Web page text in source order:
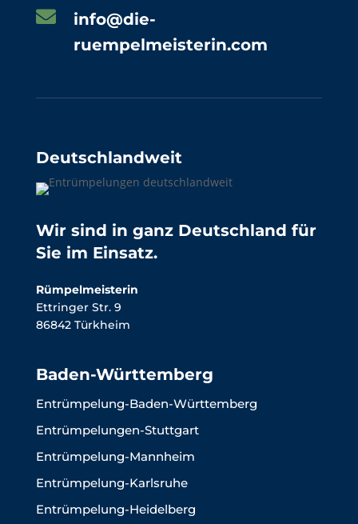

info@die-
ruempelmeisterin.com
Deutschlandweit
Wir sind in ganz Deutschland für
Sie im Einsatz.
Rümpelmeisterin
Ettringer Str. 9
86842 Türkheim
Baden-Württemberg
Entrümpelung-Baden-Württemberg
Entrümpelungen-Stuttgart
Entrümpelung-Mannheim
Entrümpelung-Karlsruhe
Entrümpelung-Heidelberg